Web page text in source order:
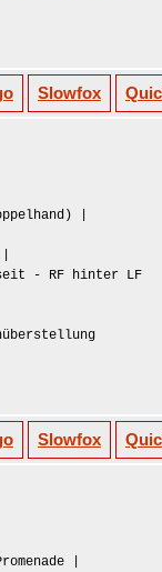
Slowfox
|
- RF hinter LF
Slowfox
|